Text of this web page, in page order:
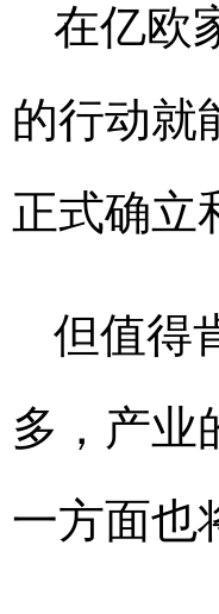
在亿欧
的行动就
正式确立
但值得
多，产业
一方面也